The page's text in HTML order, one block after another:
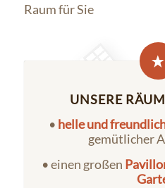
Raum für Sie
UNSERE
• helle und
gemütlicher
• einen großen